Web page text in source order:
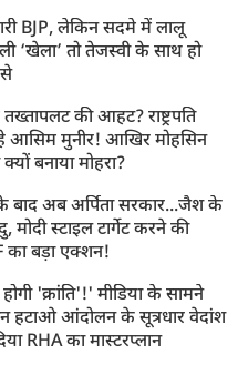
BJP, लेकिन सदमे में लालू
‘खेला’ तो तेजस्वी के साथ हो
की आहट? राष्ट्रपति
आसिम मुनीर! आखिर मोहसिन
बनाया मोहरा?
बाद अब अर्पिता सरकार...जैश के
मोदी स्टाइल टार्गेट करने की
का बड़ा एक्शन!
'क्रांति'!' मीडिया के सामने
हटाओ आंदोलन के सूत्रधार वेदांश
RHA का मास्टरप्लान